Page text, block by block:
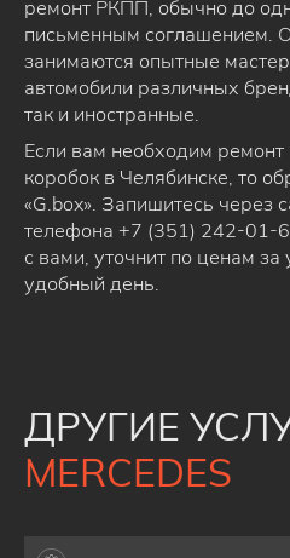
ремонт РКПП, обычно до
письменным соглашением.
занимаются опытные
автомобили различных
так и иностранные.
Если вам необходим
коробок в Челябинске, то
«G.box». Запишитесь через
телефона +7 (351) 242-01-
с вами, уточнит по ценам за
удобный день.
ДРУГИЕ
MERCEDES